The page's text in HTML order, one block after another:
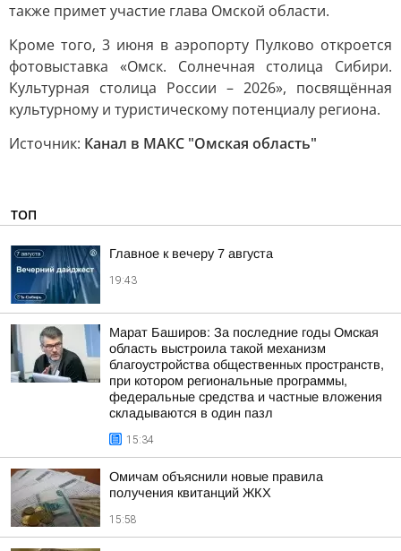
также примет участие глава Омской области.
Кроме того, 3 июня в аэропорту Пулково откроется
фотовыставка «Омск. Солнечная столица Сибири.
Культурная столица России – 2026», посвящённая
культурному и туристическому потенциалу региона.
Источник: Канал в МАКС "Омская область"
ТОП
Главное к вечеру 7 августа
19:43
Марат Баширов: За последние годы Омская
область выстроила такой механизм
благоустройства общественных пространств,
при котором региональные программы,
федеральные средства и частные вложения
складываются в один пазл
15:34
Омичам объяснили новые правила
получения квитанций ЖКХ
15:58